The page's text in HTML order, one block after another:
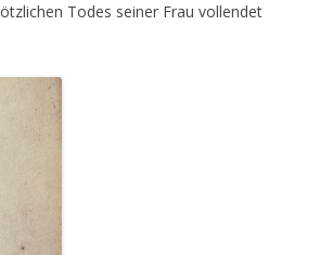
Todes seiner Frau vollendet